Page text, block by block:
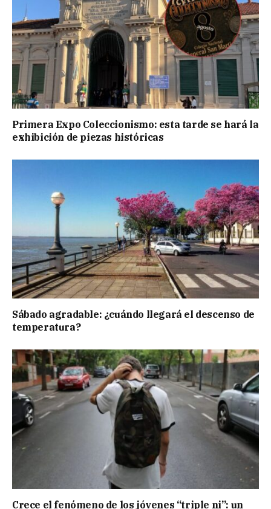
Primera Expo Coleccionismo: esta tarde se hará la
exhibición de piezas históricas
Sábado agradable: ¿cuándo llegará el descenso de
temperatura?
Crece el fenómeno de los jóvenes “triple ni”: un